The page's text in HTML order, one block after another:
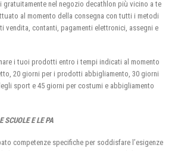
nel negozio decathlon più vicino a te
al momento della consegna con tutti i metodi
vendita, contanti, pagamenti elettronici, assegni e
i tuoi prodotti entro i tempi indicati al momento
20 giorni per i prodotti abbigliamento, 30 giorni
sport e 45 giorni per costumi e abbigliamento
SCUOLE E LE PA
competenze specifiche per soddisfare l’esigenze